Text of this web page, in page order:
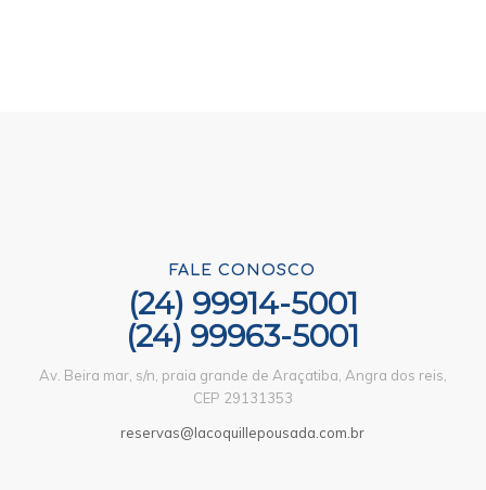
FALE CONOSCO
(24) 99914-5001
(24) 99963-5001
Av. Beira mar, s/n, praia grande de Araçatiba, Angra dos reis,
CEP 29131353
reservas@lacoquillepousada.com.br